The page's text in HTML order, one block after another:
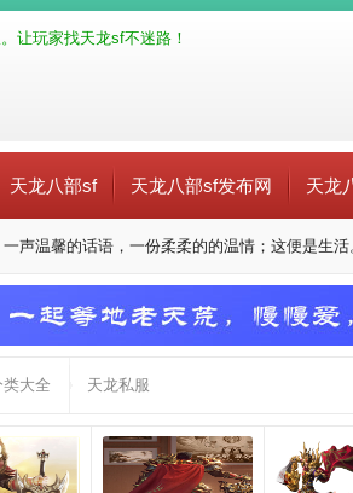
让玩家找天龙sf不迷路！
天龙八部sf 天龙八部sf发布网 天龙
声温馨的话语，一份柔柔的的温情；这便是生
类大全 天龙私服